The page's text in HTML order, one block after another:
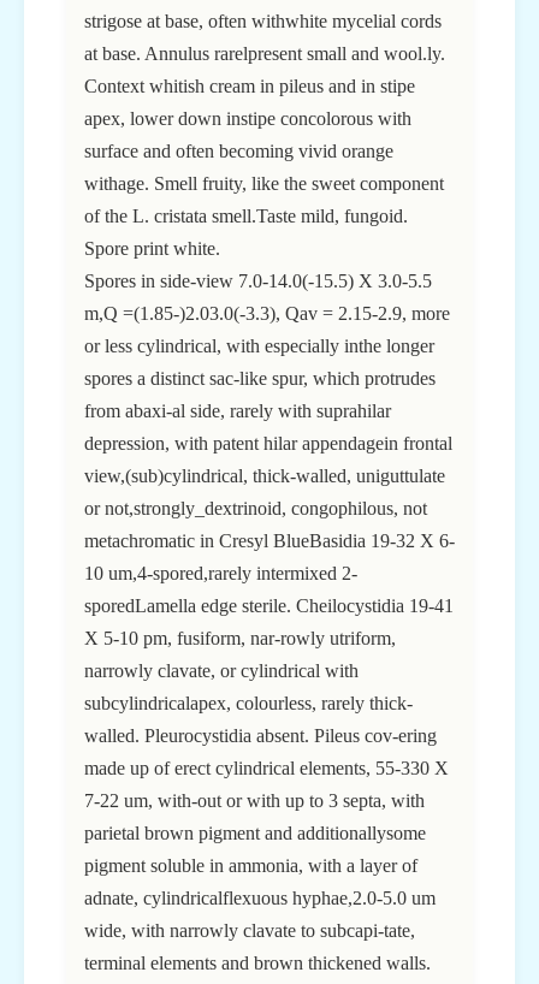
strigose at base, often withwhite mycelial cords
at base. Annulus rarelpresent small and wool.ly.
Context whitish cream in pileus and in stipe
apex, lower down instipe concolorous with
surface and often becoming vivid orange
withage. Smell fruity, like the sweet component
of the L. cristata smell.Taste mild, fungoid.
Spore print white.
Spores in side-view 7.0-14.0(-15.5) X 3.0-5.5
m,Q =(1.85-)2.03.0(-3.3), Qav = 2.15-2.9, more
or less cylindrical, with especially inthe longer
spores a distinct sac-like spur, which protrudes
from abaxi-al side, rarely with suprahilar
depression, with patent hilar appendagein frontal
view,(sub)cylindrical, thick-walled, uniguttulate
or not,strongly_dextrinoid, congophilous, not
metachromatic in Cresyl BlueBasidia 19-32 X 6-
10 um,4-spored,rarely intermixed 2-
sporedLamella edge sterile. Cheilocystidia 19-41
X 5-10 pm, fusiform, nar-rowly utriform,
narrowly clavate, or cylindrical with
subcylindricalapex, colourless, rarely thick-
walled. Pleurocystidia absent. Pileus cov-ering
made up of erect cylindrical elements, 55-330 X
7-22 um, with-out or with up to 3 septa, with
parietal brown pigment and additionallysome
pigment soluble in ammonia, with a layer of
adnate, cylindricalflexuous hyphae,2.0-5.0 um
wide, with narrowly clavate to subcapi-tate,
terminal elements and brown thickened walls.